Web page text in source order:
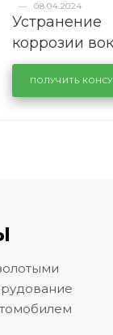
—
08.04.2024
Устранение
коррозии
лобового
районе
Volkswagen
ПОЛУЧИТЬ